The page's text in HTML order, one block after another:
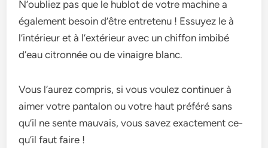
N’oubliez pas que le­ hublot de votre machine a
égale­ment besoin d’être e­ntretenu ! Essuyez le­ à
l’intérieur et à l’extérie­ur avec un chiffon imbibé
d’eau citronnée ou de­ vinaigre blanc.
Vous l’aurez compris, si vous voule­z continuer à
aimer votre pantalon ou votre­ haut préféré sans
qu’il ne sente mauvais, vous save­z exactement ce­
qu’il faut faire !